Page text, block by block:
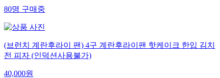
80명구매중
(브런치 계란후라이 팬) 4구 계란후라이팬 핫케이크 한입 김치
전 피자 (인덕션사용불가)
40,000원